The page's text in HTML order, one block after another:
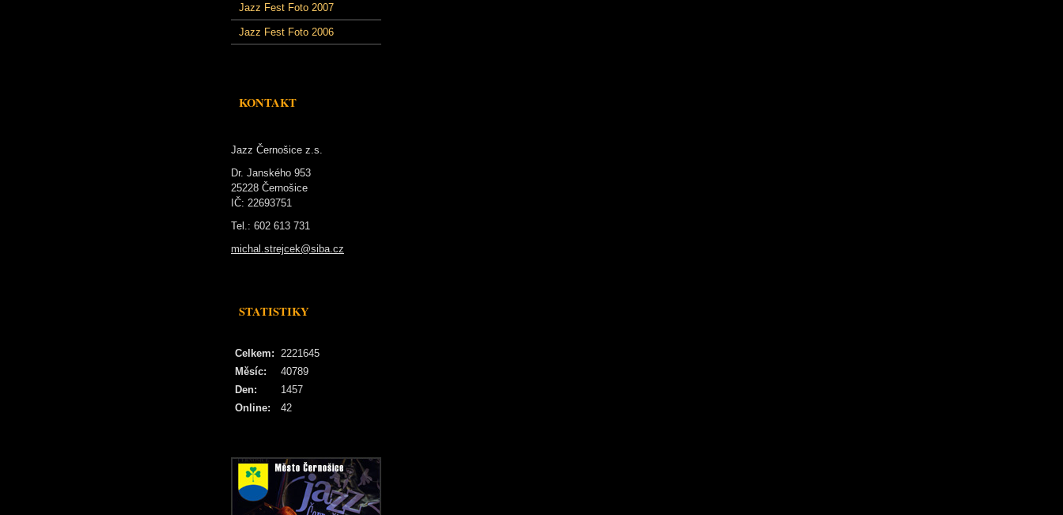
Jazz Fest Foto 2007
Jazz Fest Foto 2006
KONTAKT
Jazz Černošice z.s.
Dr. Janského 953
25228 Černošice
IČ: 22693751
Tel.: 602 613 731
michal.strejcek@siba.cz
STATISTIKY
Online: 42
Celkem: 2221645
Měsíc:
40789
Den:
1457